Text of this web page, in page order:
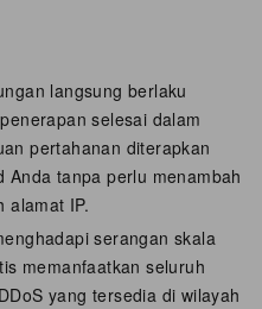
langsung berlaku
selesai dalam
pertahanan diterapkan
Anda tanpa perlu menambah
alamat IP.
serangan skala
memanfaatkan seluruh
yang tersedia di wilayah